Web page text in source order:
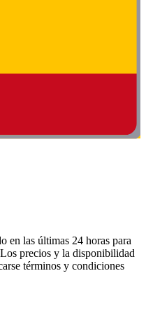
en las últimas 24 horas para
precios y la disponibilidad
términos y condiciones